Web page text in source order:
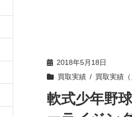
2018年5月18日
買取実績
買取実績（
軟式少年野